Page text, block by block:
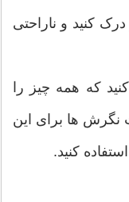
درک کنید و ناراحتی
که همه چیز را
نگرش ها برای این
کنید.